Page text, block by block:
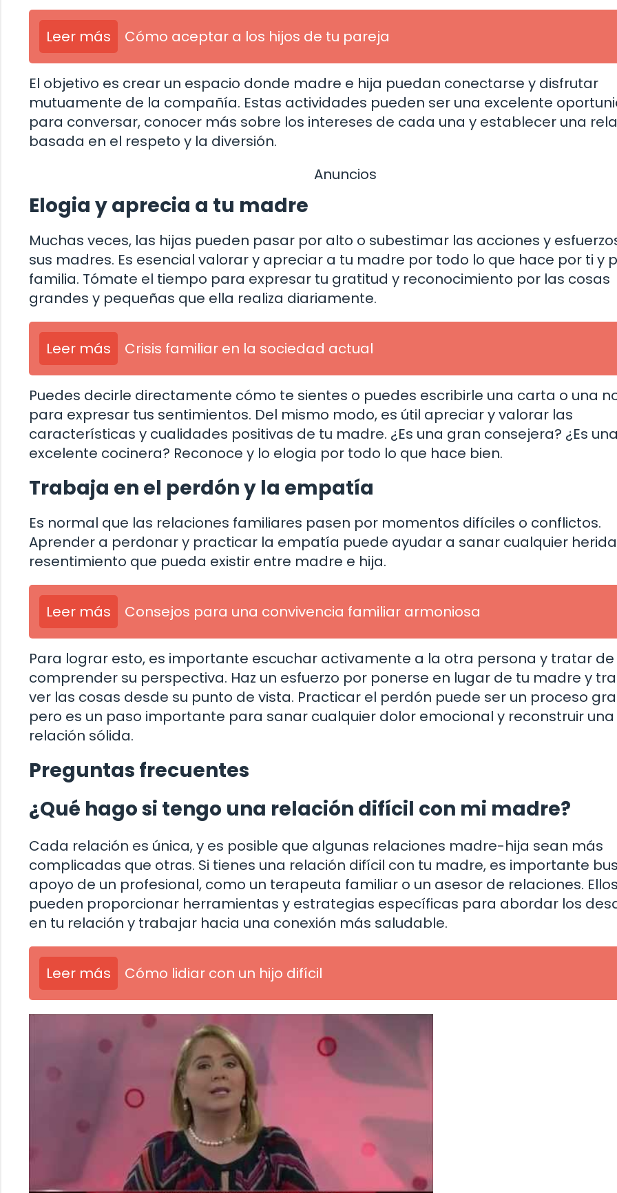
Leer más Cómo aceptar a los hijos de tu pareja
El objetivo es crear un espacio donde madre e hija puedan conectarse y disfrutar
mutuamente de la compañía. Estas actividades pueden ser una excelente
para conversar, conocer más sobre los intereses de cada una y establecer una
basada en el respeto y la diversión.
Anuncios
Elogia y aprecia a tu madre
Muchas veces, las hijas pueden pasar por alto o subestimar las acciones y
sus madres. Es esencial valorar y apreciar a tu madre por todo lo que hace por ti y
familia. Tómate el tiempo para expresar tu gratitud y reconocimiento por las cosas
grandes y pequeñas que ella realiza diariamente.
Leer más Crisis familiar en la sociedad actual
Puedes decirle directamente cómo te sientes o puedes escribirle una carta o una
para expresar tus sentimientos. Del mismo modo, es útil apreciar y valorar las
características y cualidades positivas de tu madre. ¿Es una gran consejera? ¿Es una
excelente cocinera? Reconoce y lo elogia por todo lo que hace bien.
Trabaja en el perdón y la empatía
Es normal que las relaciones familiares pasen por momentos difíciles o conflictos.
Aprender a perdonar y practicar la empatía puede ayudar a sanar cualquier
resentimiento que pueda existir entre madre e hija.
Leer más Consejos para una convivencia familiar armoniosa
Para lograr esto, es importante escuchar activamente a la otra persona y tratar de
comprender su perspectiva. Haz un esfuerzo por ponerse en lugar de tu madre y
ver las cosas desde su punto de vista. Practicar el perdón puede ser un proceso
pero es un paso importante para sanar cualquier dolor emocional y reconstruir una
relación sólida.
Preguntas frecuentes
¿Qué hago si tengo una relación difícil con mi madre?
Cada relación es única, y es posible que algunas relaciones madre-hija sean más
complicadas que otras. Si tienes una relación difícil con tu madre, es importante
apoyo de un profesional, como un terapeuta familiar o un asesor de relaciones. Ellos
pueden proporcionar herramientas y estrategias específicas para abordar los
en tu relación y trabajar hacia una conexión más saludable.
Leer más Cómo lidiar con un hijo difícil